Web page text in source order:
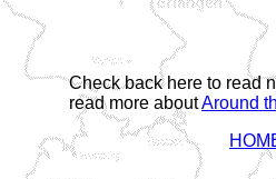
Check back here to read
read more aboutAround